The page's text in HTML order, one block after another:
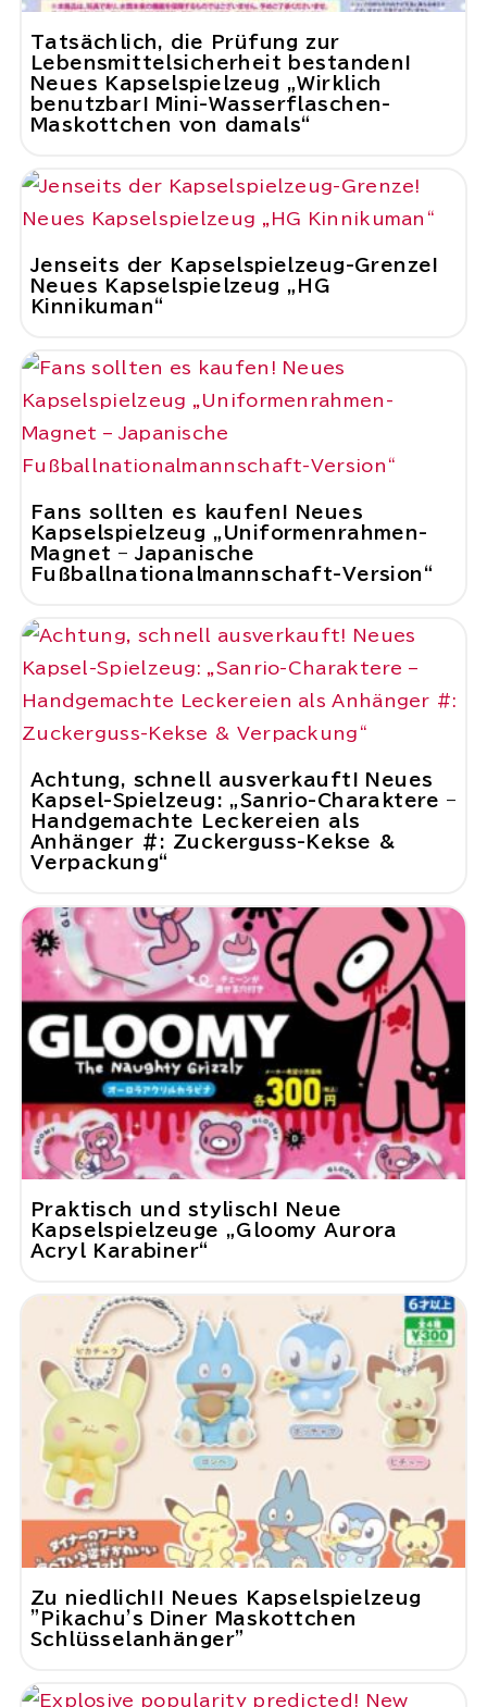
Tatsächlich, die Prüfung zur
Lebensmittelsicherheit bestanden!
Neues Kapselspielzeug „Wirklich
benutzbar! Mini-Wasserflaschen-
Maskottchen von damals“
Jenseits der Kapselspielzeug-Grenze!
Neues Kapselspielzeug „HG
Kinnikuman“
Fans sollten es kaufen! Neues
Kapselspielzeug „Uniformenrahmen-
Magnet – Japanische
Fußballnationalmannschaft-Version“
Achtung, schnell ausverkauft! Neues
Kapsel-Spielzeug: „Sanrio-Charaktere –
Handgemachte Leckereien als
Anhänger #: Zuckerguss-Kekse &
Verpackung“
Praktisch und stylisch! Neue
Kapselspielzeuge „Gloomy Aurora
Acryl Karabiner“
Zu niedlich!! Neues Kapselspielzeug
"Pikachu's Diner Maskottchen
Schlüsselanhänger"